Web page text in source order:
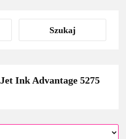
Szukaj
Ink Advantage 5275